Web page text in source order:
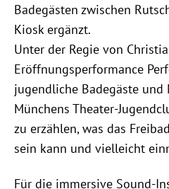
Badegästen zwischen
Kiosk ergänzt.
Unter der Regie von
Eröffnungsperformance
jugendliche Badegäste und
Münchens Theater-
zu erzählen, was das
sein kann und vielleicht
Für die immersive Sound-